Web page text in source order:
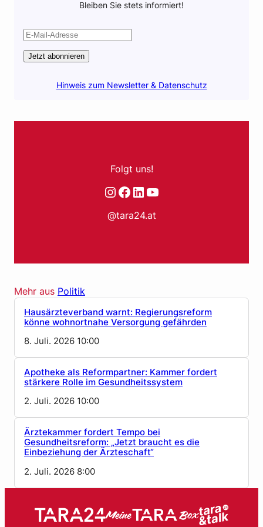
Bleiben Sie stets informiert!
Jetzt abonnieren
Hinweis zum Newsletter & Datenschutz
Folgt uns!
Instagram
Facebook
LinkedIn
YouTube
@tara24.at
Mehr aus Politik
Hausärzteverband warnt: Regierungsreform
könne wohnortnahe Versorgung gefährden
8. Juli. 2026 10:00
Apotheke als Reformpartner: Kammer fordert
stärkere Rolle im Gesundheitssystem
2. Juli. 2026 10:00
Ärztekammer fordert Tempo bei
Gesundheitsreform: „Jetzt braucht es die
Einbeziehung der Ärzteschaft“
2. Juli. 2026 8:00